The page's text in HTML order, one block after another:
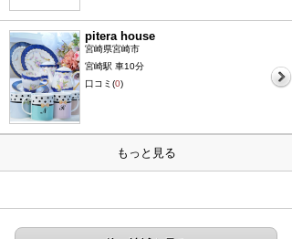
pitera house
宮崎県宮崎市
宮崎駅 車10分
口コミ(0)
もっと見る